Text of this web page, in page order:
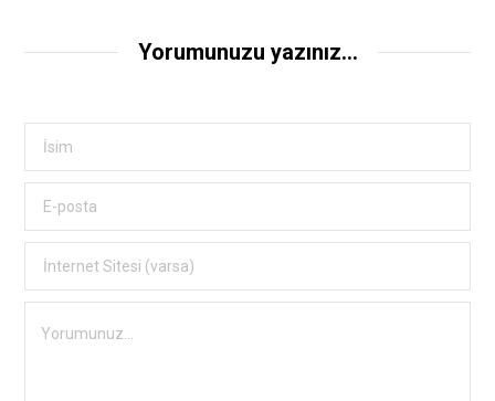
Yorumunuzu yazınız...